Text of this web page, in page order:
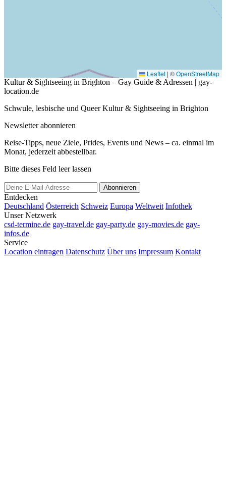
Leaflet | ©OpenStreetMap
Kultur & Sightseeing in Brighton – Gay Guide & Adressen | gay-
location.de
Schwule, lesbische und Queer Kultur & Sightseeing in Brighton
Newsletter abonnieren
Reise-Tipps, neue Ziele, Prides, Events und News – ca. einmal im
Monat, jederzeit abbestellbar.
Bitte dieses Feld leer lassen
Abonnieren
Entdecken
Deutschland Österreich Schweiz Europa Weltweit Infothek
Unser Netzwerk
csd-termine.de gay-travel.de gay-party.de gay-movies.de gay-
infos.de
Service
Location eintragen Datenschutz Über uns Impressum Kontakt